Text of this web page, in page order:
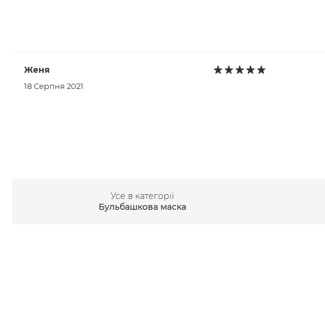
Женя
18 Серпня 2021
Усе в категорії
Бульбашкова маска